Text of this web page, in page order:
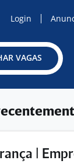
Login
VAGAS
|